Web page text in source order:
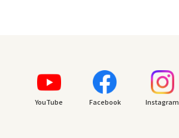
YouTube Facebook Instagram